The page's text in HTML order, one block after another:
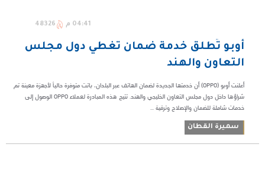
04:41 م 48326
أوبو تُطلق خدمة ضمان تغطي دول مجلس
التعاون والهند
أعلنت أوبو (OPPO) أن خدمتها الجديدة لضمان الهاتف عبر البلدان، باتت متوفرة حالياً لأجهزة معينة تم
شراؤها داخل دول مجلس التعاون الخليجي والهند. تتيح هذه المبادرة لعملاء OPPO الوصول إلى
خدمات شاملة للضمان والإصلاح وترقية ...
سميرة القطان